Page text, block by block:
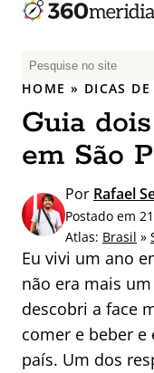
P
e
q
u
i
a
r
p
o
:
HOME » DICAS
Guia
em São
Por Rafael
Postado em
Atlas: Brasil »
Eu vivi um ano
não era mais
descobri a face
comer e beber
país. Um dos